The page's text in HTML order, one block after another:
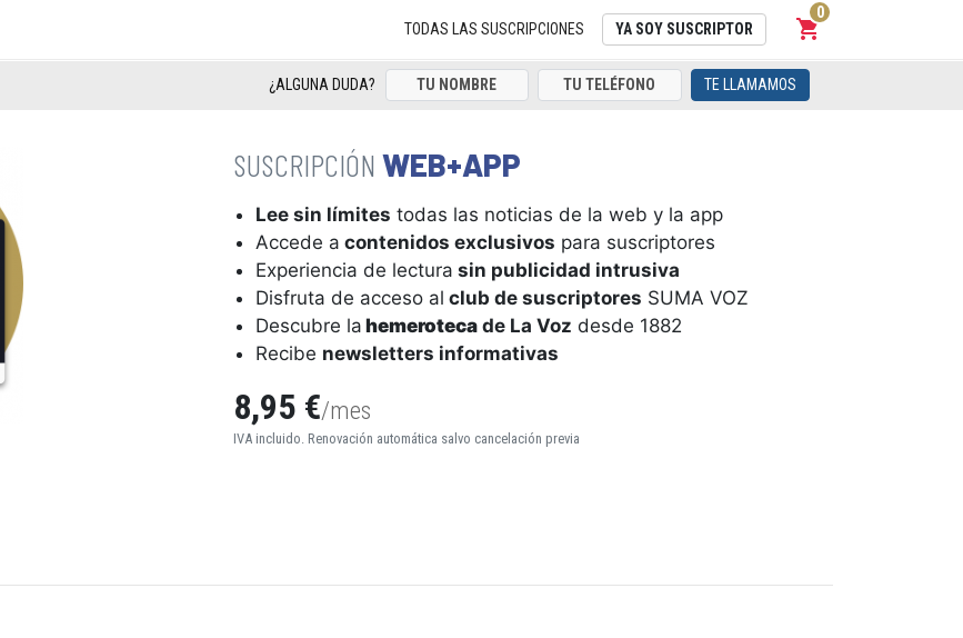
TODAS LAS SUSCRIPCIONES YA SOY SUSCRIPTOR shopping_cart
Carrito
0
¿ALGUNA DUDA? TE LLAMAMOS
WEB+APP
Lee sin límites todas las noticias de la web y la app
Accede a contenidos exclusivos para suscriptores
Experiencia de lectura sin publicidad intrusiva
Disfruta de acceso al club de suscriptores SUMA VOZ
Descubre la hemeroteca de La Voz desde 1882
Recibe newsletters informativas
8,95 €/mes
IVA incluido. Renovación automática salvo cancelación previa